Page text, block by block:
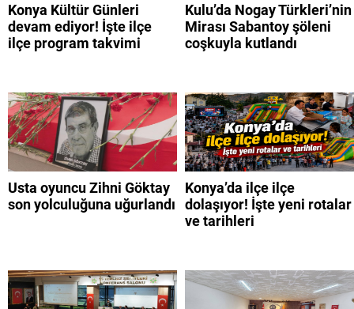
Konya Kültür Günleri
devam ediyor! İşte ilçe
ilçe program takvimi
Kulu’da Nogay Türkleri’nin
Mirası Sabantoy şöleni
coşkuyla kutlandı
Usta oyuncu Zihni Göktay
son yolculuğuna uğurlandı
Konya’da ilçe ilçe
dolaşıyor! İşte yeni rotalar
ve tarihleri